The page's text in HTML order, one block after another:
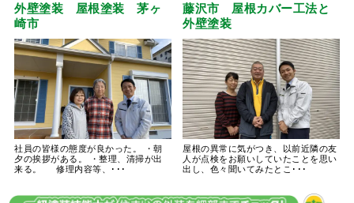
外壁塗装 屋根塗装 茅ヶ
崎市
社員の皆様の態度が良かった。 ・朝
夕の挨拶がある。 ・整理、清掃が出
来る。 修理内容等、･･･
藤沢市 屋根カバー工法と
外壁塗装
屋根の異常に気がつき、以前近隣の友
人が点検をお願いしていたことを思い
出し、色々聞いてみたとこ･･･